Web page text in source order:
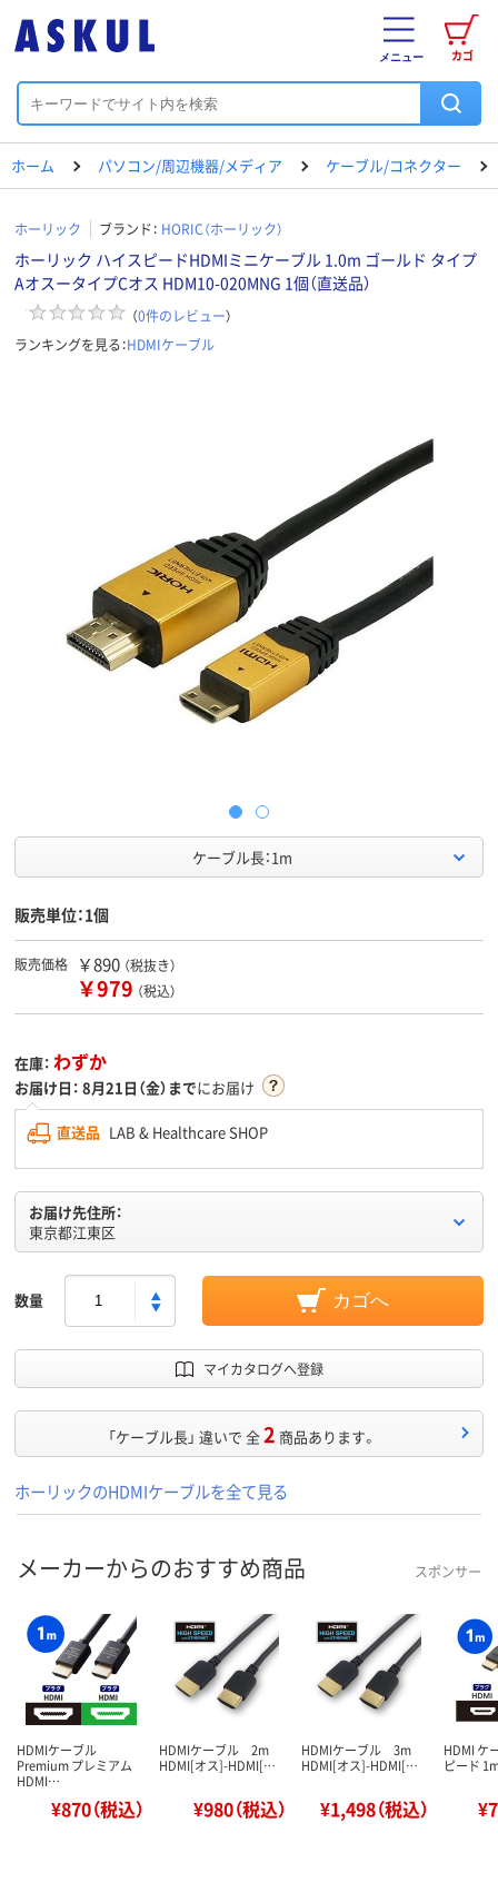
カゴ
メニュー
ホーム パソコン/周辺機器/メディア ケーブル/コネクター
ホーリック ブランド： HORIC（ホーリック）
ホーリック ハイスピードHDMIミニケーブル 1.0m ゴールド タイプ
AオスータイプCオス HDM10-020MNG 1個（直送品）
（0件のレビュー）
ランキングを見る：HDMIケーブル
ケーブル長：1m
販売単位：1個
販売価格 ￥890 （税抜き）
￥979 （税込）
在庫： わずか
お届け日： 8月21日（金）までにお届け
直送品 LAB & Healthcare SHOP
お届け先住所：
東京都江東区
数量 カゴへ
マイカタログへ登録
「ケーブル長」 違いで 全2 商品あります。
ホーリックのHDMIケーブルを全て見る
メーカーからのおすすめ商品 スポンサー
HDMIケーブル
Premium プレミアム
HDMI…
¥870（税込）
HDMIケーブル 2m
HDMI[オス]-HDMI[…
¥980（税込）
HDMIケーブル 3m
HDMI[オス]-HDMI[…
¥1,498（税込）
HDMI ケ
ピード